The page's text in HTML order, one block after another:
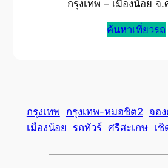
กรุงเทพ – เมืองน้อย จ.
ค้นหาเที่ยวรถ
กรุงเทพ กรุงเทพ-หมอชิต2 จอ
เมืองน้อย รถทัวร์ ศรีสะเกษ เ